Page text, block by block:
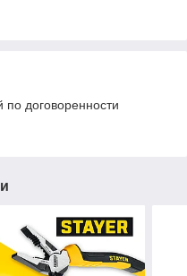
по договоренности